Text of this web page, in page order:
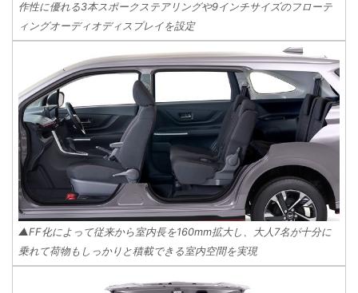
作性に優れる3本スポークステアリングや9インチサイズのフローテ
ィングオーディオディスプレイを設定
▲FF化によって従来から室内長を160mm拡大し、大人7名が十分に
乗れて荷物もしっかりと積載できる室内空間を実現